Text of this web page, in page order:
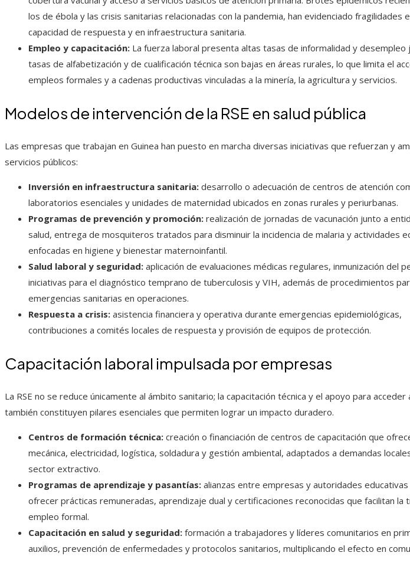
los de ébola y las crisis sanitarias relacionadas con la pandemia, han evidenciado fragilidades
capacidad de respuesta y en infraestructura sanitaria.
Empleo y capacitación: La fuerza laboral presenta altas tasas de informalidad y desempleo
tasas de alfabetización y de cualificación técnica son bajas en áreas rurales, lo que limita el
empleos formales y a cadenas productivas vinculadas a la minería, la agricultura y servicios.
Modelos de intervención de la RSE en salud pública
Las empresas que trabajan en Guinea han puesto en marcha diversas iniciativas que refuerzan y
servicios públicos:
Inversión en infraestructura sanitaria: desarrollo o adecuación de centros de atención
laboratorios esenciales y unidades de maternidad ubicados en zonas rurales y periurbanas.
Programas de prevención y promoción: realización de jornadas de vacunación junto a
salud, entrega de mosquiteros tratados para disminuir la incidencia de malaria y actividades
enfocadas en higiene y bienestar maternoinfantil.
Salud laboral y seguridad: aplicación de evaluaciones médicas regulares, inmunización del
iniciativas para el diagnóstico temprano de tuberculosis y VIH, además de procedimientos
emergencias sanitarias en operaciones.
Respuesta a crisis: asistencia financiera y operativa durante emergencias epidemiológicas,
contribuciones a comités locales de respuesta y provisión de equipos de protección.
Capacitación laboral impulsada por empresas
La RSE no se reduce únicamente al ámbito sanitario; la capacitación técnica y el apoyo para acceder
también constituyen pilares esenciales que permiten lograr un impacto duradero.
Centros de formación técnica: creación o financiación de centros de capacitación que
mecánica, electricidad, logística, soldadura y gestión ambiental, adaptados a demandas
sector extractivo.
Programas de aprendizaje y pasantías: alianzas entre empresas y autoridades educativas
ofrecer prácticas remuneradas, aprendizaje dual y certificaciones reconocidas que facilitan la
empleo formal.
Capacitación en salud y seguridad: formación a trabajadores y líderes comunitarios en
auxilios, prevención de enfermedades y protocolos sanitarios, multiplicando el efecto en